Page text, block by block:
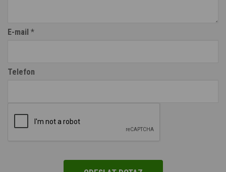
E-mail *
Telefon